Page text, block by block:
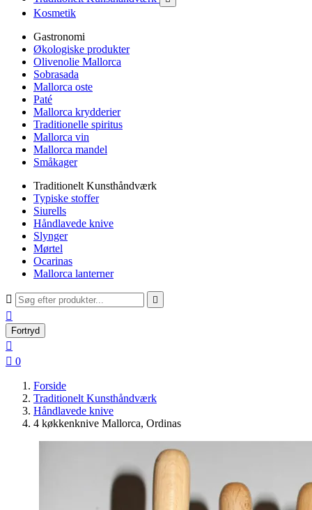
Kosmetik
Gastronomi
Økologiske produkter
Olivenolie Mallorca
Sobrasada
Mallorca oste
Paté
Mallorca krydderier
Traditionelle spiritus
Mallorca vin
Mallorca mandel
Småkager
Traditionelt Kunsthåndværk
Typiske stoffer
Siurells
Håndlavede knive
Slynger
Mørtel
Ocarinas
Mallorca lanterner
 

Fortryd

 0
Forside
Traditionelt Kunsthåndværk
Håndlavede knive
4 køkkenknive Mallorca, Ordinas